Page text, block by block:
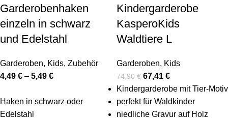
Garderobenhaken
einzeln in schwarz
und Edelstahl
Garderoben, Kids, Zubehör
4,49 € – 5,49 €
Haken in schwarz oder
Edelstahl
Kindergarderobe
KasperoKids
Waldtiere L
Garderoben, Kids
74,90€ 67,41 €
Kindergarderobe mit Tier-Motiv
perfekt für Waldkinder
niedliche Gravur auf Holz